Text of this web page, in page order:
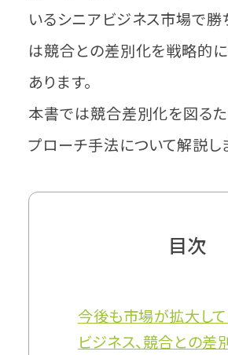
いるシニアビジネス市場で勝
は競合との差別化を戦略的
あります。
本書では競合差別化を図る
プローチ手法について解説し
目次
今後も市場が拡大して
ビジネス、競合との差